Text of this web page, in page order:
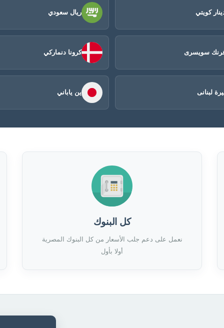
كويتي ريال سعودي
سويسرى كرونا دنماركي
لبنانى ين ياباني
كل البنوك
نعمل على دعم جلب الأسعار من كل البنوك المصرية
أولا بأول